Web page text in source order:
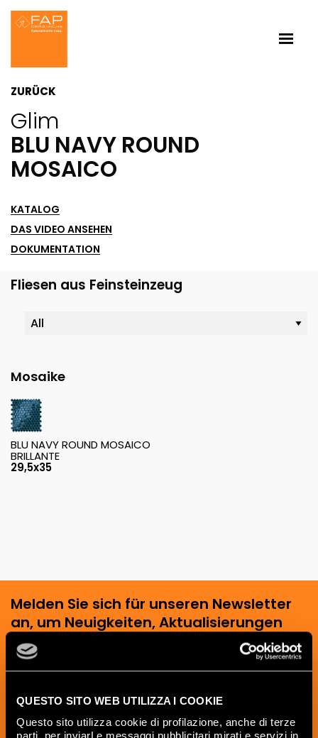
QUESTO SITO WEB UTILIZZA I COOKIE
Questo sito utilizza cookie di profilazione, anche di terze
parti, per inviarLe messaggi pubblicitari mirati e servizi in
ZURÜCK
Glim
BLU NAVY ROUND
MOSAICO
KATALOG
DAS VIDEO ANSEHEN
DOKUMENTATION
Fliesen aus Feinsteinzeug
Mosaike
BLU NAVY ROUND MOSAICO
BRILLANTE
29,5x35
Melden Sie sich für unseren Newsletter
an, um Neuigkeiten, Aktualisierungen
und kreative Ideen aus der Welt der
Keramik und des Interior Designs zu
erhalten.